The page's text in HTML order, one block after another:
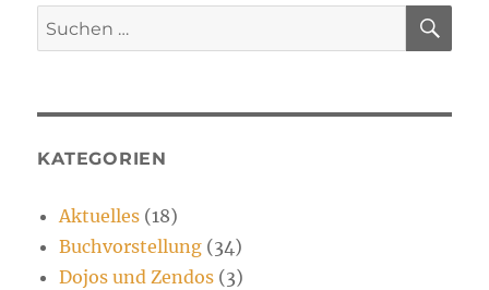
Suchen
nach:
KATEGORIEN
Aktuelles (18)
Buchvorstellung (34)
Dojos und Zendos (3)